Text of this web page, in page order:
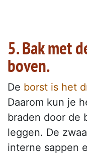
5. Bak met
boven.
De borst is het
Daarom kun je
braden door de
leggen. De
interne sappen